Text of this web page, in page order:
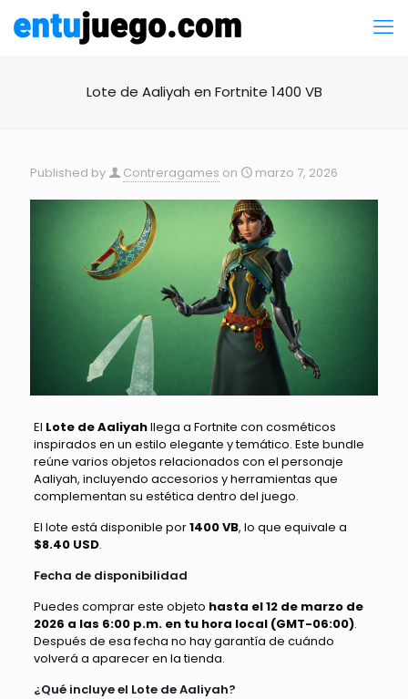
Lote de Aaliyah en Fortnite 1400 VB
Published by Contreragames on marzo 7, 2026
El Lote de Aaliyahllega a Fortnite con cosméticos
inspirados en un estilo elegante y temático. Este bundle
reúne varios objetos relacionados con el personaje
Aaliyah, incluyendo accesorios y herramientas que
complementan su estética dentro del juego.
El lote está disponible por1400 VB, lo que equivale a
$8.40 USD.
Fecha de disponibilidad
Puedes comprar este objeto hasta el 12 de marzo de
2026 a las 6:00 p.m. en tu hora local (GMT-06:00).
Después de esa fecha no hay garantía de cuándo
volverá a aparecer en la tienda.
¿Qué incluye el Lote de Aaliyah?